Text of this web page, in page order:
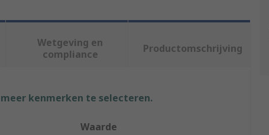
Wetgeving en
compliance
Productomschrijving
kenmerken te selecteren.
Waarde